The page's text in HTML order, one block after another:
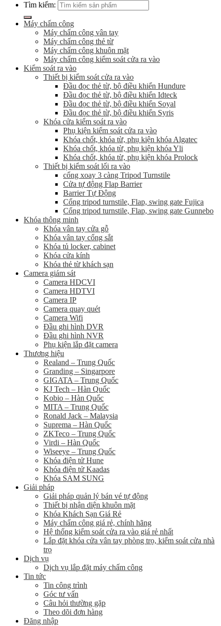
Tìm kiếm:
Máy chấm công
Máy chấm công vân tay
Máy chấm công thẻ từ
Máy chấm công khuôn mặt
Máy chấm công kiểm soát cửa ra vào
Kiểm soát ra vào
Thiết bị kiểm soát cửa ra vào
Đầu đọc thẻ từ, bộ điều khiển Hundure
Đầu đọc thẻ từ, bộ điều khiển Idteck
Đầu đọc thẻ từ, bộ điều khiển Soyal
Đầu đọc thẻ từ, bộ điều khiển Syris
Khóa cửa kiểm soát ra vào
Phụ kiện kiểm soát cửa ra vào
Khóa chốt, khóa từ, phụ kiện khóa Algatec
Khóa chốt, khóa từ, phụ kiện khóa Yli
Khóa chốt, khóa từ, phụ kiện khóa Prolock
Thiết bị kiểm soát lối ra vào
cổng xoay 3 càng Tripod Turnstile
Cửa tự động Flap Barrier
Barrier Tự Động
Cổng tripod turnstile, Flap, swing gate Fujica
Cổng tripod turnstile, Flap, swing gate Gunnebo
Khóa thông minh
Khóa vân tay cửa gỗ
Khóa vân tay cổng sắt
Khóa tủ locker, cabinet
Khóa cửa kính
Khóa thẻ từ khách sạn
Camera giám sát
Camera HDCVI
Camera HDTVI
Camera IP
Camera quay quét
Camera Wifi
Đầu ghi hình DVR
Đầu ghi hình NVR
Phụ kiện lắp đặt camera
Thương hiệu
Realand – Trung Quốc
Granding – Singarpore
GIGATA – Trung Quốc
KJ Tech – Hàn Quốc
Kobio – Hàn Quốc
MITA – Trung Quốc
Ronald Jack – Malaysia
Suprema – Hàn Quốc
ZKTeco – Trung Quốc
Virdi – Hàn Quốc
Wiseeye – Trung Quốc
Khóa điện tử Hune
Khóa điện tử Kaadas
Khóa SAM SUNG
Giải pháp
Giải pháp quản lý bán vé tự động
Thiết bị nhận diện khuôn mặt
Khóa Khách Sạn Giá Rẻ
Máy chấm công giá rẻ, chính hãng
Hệ thống kiểm soát cửa ra vào giá rẻ nhất
Lắp đặt khóa cửa vân tay phòng trọ, kiểm soát cửa nhà
trọ
Dịch vụ
Dịch vụ lắp đặt máy chấm công
Tin tức
Tin công trình
Góc tư vấn
Câu hỏi thường gặp
Theo dõi đơn hàng
Đăng nhập